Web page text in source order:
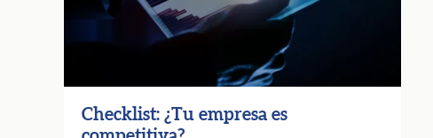
Checklist: ¿Tu empresa es